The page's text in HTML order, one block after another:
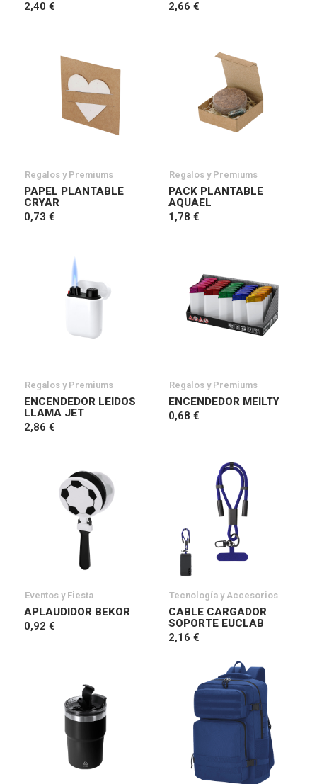
2,40 €
2,66 €
Regalos y Premiums
PAPEL PLANTABLE
CRYAR
0,73 €
Regalos y Premiums
PACK PLANTABLE
AQUAEL
1,78 €
Regalos y Premiums
ENCENDEDOR LEIDOS
LLAMA JET
2,86 €
Regalos y Premiums
ENCENDEDOR MEILTY
0,68 €
Eventos y Fiesta
APLAUDIDOR BEKOR
0,92 €
Tecnología y Accesorios
CABLE CARGADOR
SOPORTE EUCLAB
2,16 €